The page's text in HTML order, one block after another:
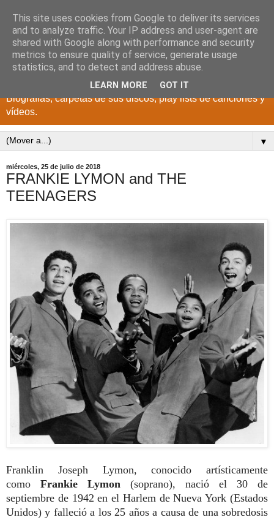
DISCOS PARA EL
RECUERDO
CANTANTES Y GRUPOS DE LOS AÑOS 1950 a 2022.
Biografías, carpetas de sus discos, play lists de canciones y
vídeos.
▼
miércoles, 25 de julio de 2018
FRANKIE LYMON and THE
TEENAGERS
Franklin Joseph Lymon, conocido artísticamente
como Frankie Lymon (soprano), nació el 30 de
septiembre de 1942 en el Harlem de Nueva York (Estados
Unidos) y falleció a los 25 años a causa de una sobredosis
This site uses cookies from Google to deliver its services
and to analyze traffic. Your IP address and user-agent are
shared with Google along with performance and security
metrics to ensure quality of service, generate usage
statistics, and to detect and address abuse.
LEARN MORE GOT IT